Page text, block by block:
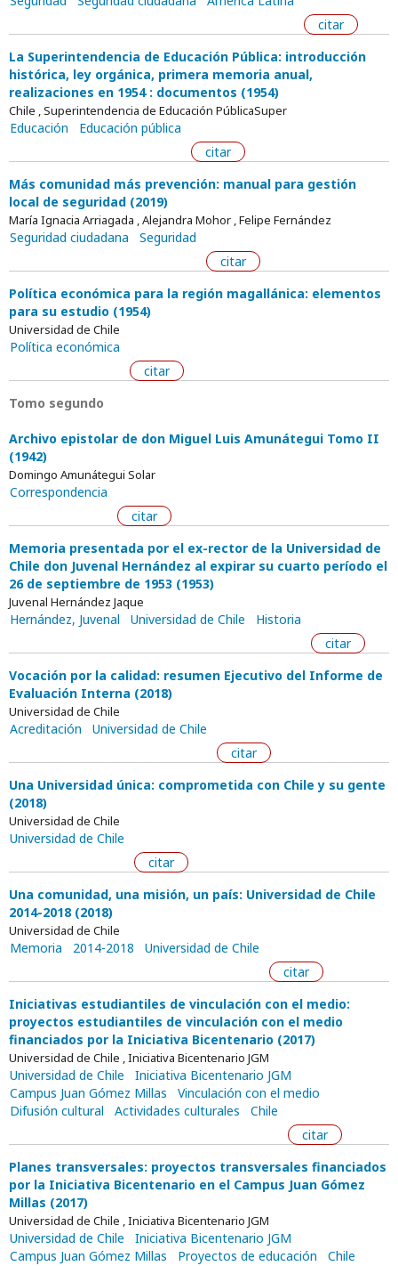
citar
La Superintendencia de Educación Pública: introducción
histórica, ley orgánica, primera memoria anual,
realizaciones en 1954 : documentos (1954)
Chile , Superintendencia de Educación PúblicaSuper
Educación
Educación pública
citar
Más comunidad más prevención: manual para gestión
local de seguridad (2019)
María Ignacia Arriagada , Alejandra Mohor , Felipe Fernández
Seguridad ciudadana
Seguridad
citar
Política económica para la región magallánica: elementos
para su estudio (1954)
Universidad de Chile
Política económica
citar
Tomo segundo
Archivo epistolar de don Miguel Luis Amunátegui Tomo II
(1942)
Domingo Amunátegui Solar
Correspondencia
citar
Memoria presentada por el ex-rector de la Universidad de
Chile don Juvenal Hernández al expirar su cuarto período el
26 de septiembre de 1953 (1953)
Juvenal Hernández Jaque
Hernández, Juvenal Universidad de Chile
Historia
citar
Vocación por la calidad: resumen Ejecutivo del Informe de
Evaluación Interna (2018)
Universidad de Chile
Acreditación
Universidad de Chile
citar
Una Universidad única: comprometida con Chile y su gente
(2018)
Universidad de Chile
Universidad de Chile
citar
Una comunidad, una misión, un país: Universidad de Chile
2014-2018 (2018)
Universidad de Chile
Memoria 2014-2018
Universidad de Chile
citar
Iniciativas estudiantiles de vinculación con el medio:
proyectos estudiantiles de vinculación con el medio
financiados por la Iniciativa Bicentenario (2017)
Universidad de Chile , Iniciativa Bicentenario JGM
Universidad de Chile
Iniciativa Bicentenario JGM
Campus Juan Gómez Millas
Vinculación con el medio
Difusión cultural
Actividades culturales
Chile
citar
Planes transversales: proyectos transversales financiados
por la Iniciativa Bicentenario en el Campus Juan Gómez
Millas (2017)
Universidad de Chile , Iniciativa Bicentenario JGM
Universidad de Chile
Iniciativa Bicentenario JGM
Campus Juan Gómez Millas
Proyectos de educación Chile